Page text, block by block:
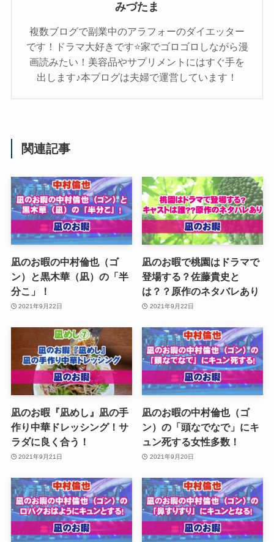
みづたま
複数ブログで副業中のアラフォーのダイエッター
です！ドラマ大好きです⭐家でゴロゴロしながら漫
画読みたい！美容品やサプリメントにはすぐ手を
出します♪本ブログは夫婦で運営しています！
関連記事
凪のお暇の中村倫也（ゴ
ン）と黒木華（凪）の「半
分こ」！
2021年9月22日
凪のお暇で桃園はドラマで
登場する？佐藤貴史と
は？？原作のネタバレあり
2021年9月22日
凪のお暇『凪めし』凪の手
作り中華ドレッシング！サ
ラダに良く合う！
2021年9月21日
凪のお暇の中村倫也（ゴ
ン）の「頭なでなで」にキ
ュン死する女性多数！
2021年9月20日